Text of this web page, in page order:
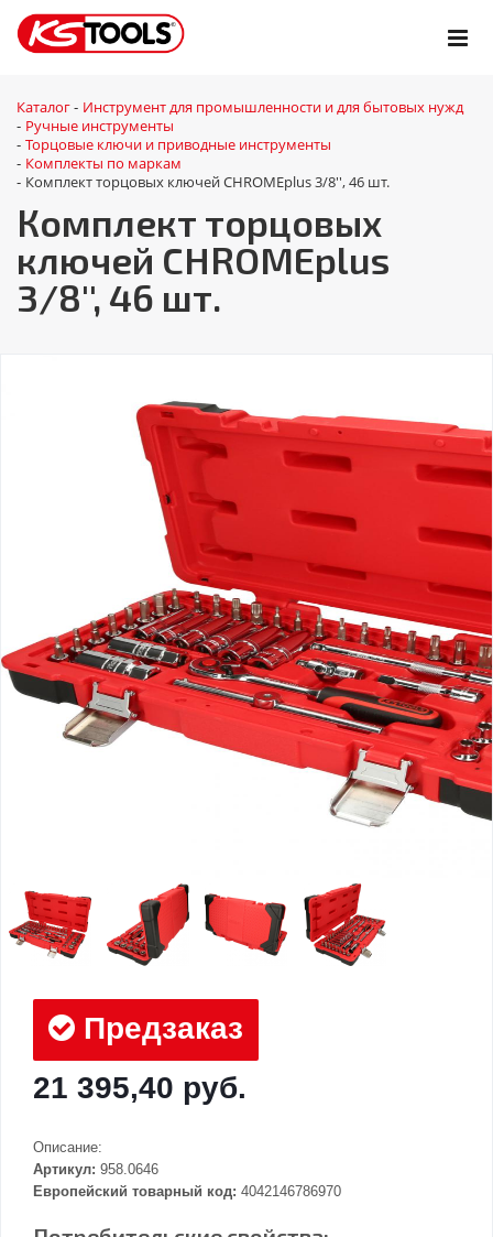
Каталог - Инструмент для промышленности и для бытовых нужд
- Ручные инструменты
- Торцовые ключи и приводные инструменты
- Комплекты по маркам
- Комплект торцовых ключей CHROMEplus 3/8'', 46 шт.
Комплект торцовых
ключей CHROMEplus
3/8'', 46 шт.
Предзаказ
21 395,40 руб.
Описание:
Артикул: 958.0646
Европейский товарный код: 4042146786970